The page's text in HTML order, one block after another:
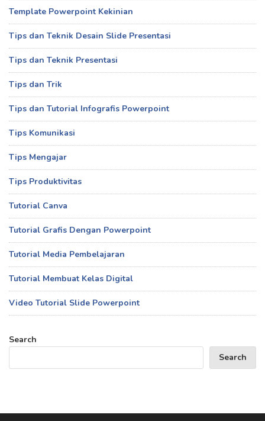
Template Powerpoint Kekinian
Tips dan Teknik Desain Slide Presentasi
Tips dan Teknik Presentasi
Tips dan Trik
Tips dan Tutorial Infografis Powerpoint
Tips Komunikasi
Tips Mengajar
Tips Produktivitas
Tutorial Canva
Tutorial Grafis Dengan Powerpoint
Tutorial Media Pembelajaran
Tutorial Membuat Kelas Digital
Video Tutorial Slide Powerpoint
Search
Search